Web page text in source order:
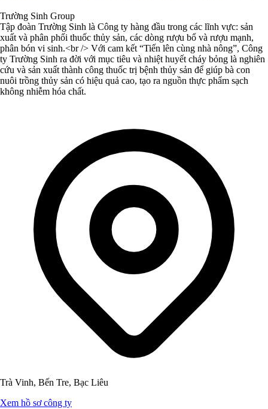
Trường Sinh Group
Tập đoàn Trường Sinh là Công ty hàng đầu trong các lĩnh vực: sản
xuất và phân phối thuốc thủy sản, các dòng rượu bổ và rượu mạnh,
phân bón vi sinh.<br /> Với cam kết “Tiến lên cùng nhà nông”, Công
ty Trường Sinh ra đời với mục tiêu và nhiệt huyết cháy bỏng là nghiên
cứu và sản xuất thành công thuốc trị bệnh thủy sản để giúp bà con
nuôi trồng thủy sản có hiệu quả cao, tạo ra nguồn thực phẩm sạch
không nhiễm hóa chất.
Trà Vinh, Bến Tre, Bạc Liêu
Xem hồ sơ công ty